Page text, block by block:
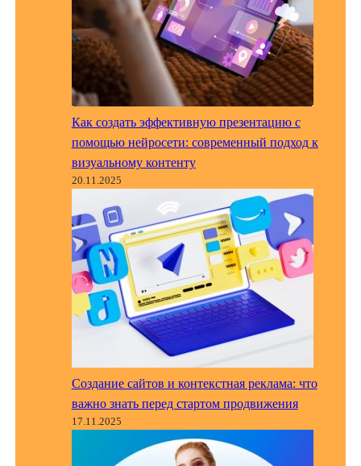
Как создать эффективную презентацию с
помощью нейросети: современный подход к
визуальному контенту
20.11.2025
Создание сайтов и контекстная реклама: что
важно знать перед стартом продвижения
17.11.2025